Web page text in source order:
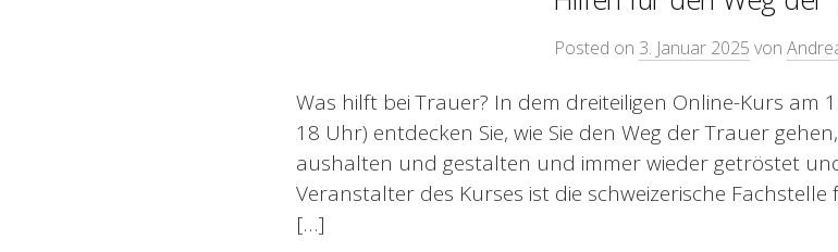
Posted on 3. Januar 2025 von
Was hilft bei Trauer? In dem dreiteiligen Online-Kurs am
18 Uhr) entdecken Sie, wie Sie den Weg der Trauer
aushalten und gestalten und immer wieder getröstet
Veranstalter des Kurses ist die schweizerische
[…]